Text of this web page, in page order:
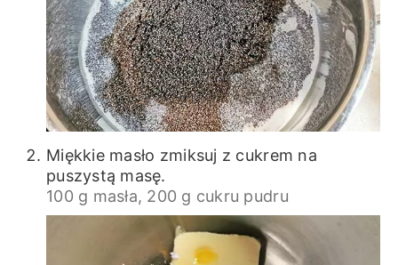
Miękkie masło zmiksuj z cukrem na
puszystą masę.
100 g masła, 200 g cukru pudru